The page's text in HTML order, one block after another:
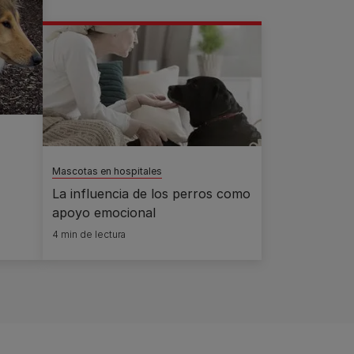
Mascotas en hospitales
La influencia de los perros como
apoyo emocional
4 min de lectura